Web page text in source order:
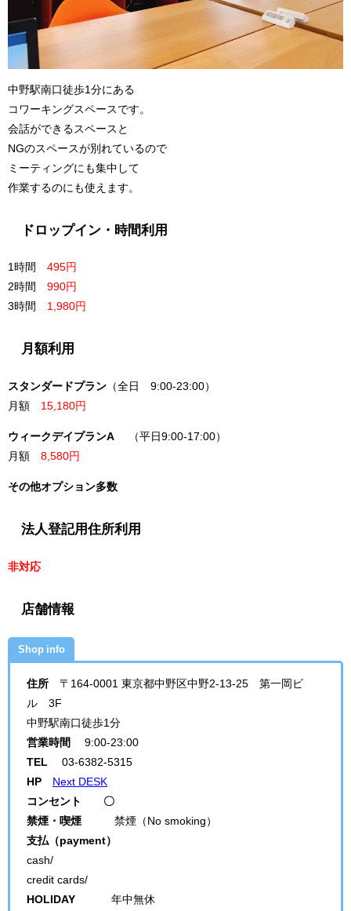
中野駅南口徒歩1分にある
コワーキングスペースです。
会話ができるスペースと
NGのスペースが別れているので
ミーティングにも集中して
作業するのにも使えます。
ドロップイン・時間利用
1時間
495円
2時間 990円
3時間 1,980円
月額利用
スタンダードプラン （全日 9:00-23:00）
月額 15,180円
ウィークデイプランA
（平日9:00-17:00）
月額 8,580円
その他オプション多数
法人登記用住所利用
非対応
店舗情報
Shop info
住所 〒164-0001 東京都中野区中野2-13-25 第一岡ビ
ル 3F
中野駅南口徒歩1分
営業時間
9:00-23:00
TEL 03-6382-5315
HP Next DESK
コンセント 〇
禁煙・喫煙 禁煙（No smoking）
支払（payment）
cash/
credit cards/
HOLIDAY 年中無休